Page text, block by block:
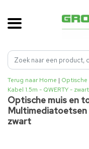
Terug naar Home |
Kabel 1.5m - QWERTY - zwart
Optische muis en
Multimediatoetsen
zwart